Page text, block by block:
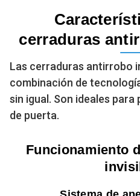
cerraduras
Las cerraduras antirrobo
combinación de
sin igual. Son ideales
de puerta.
Funcionamiento